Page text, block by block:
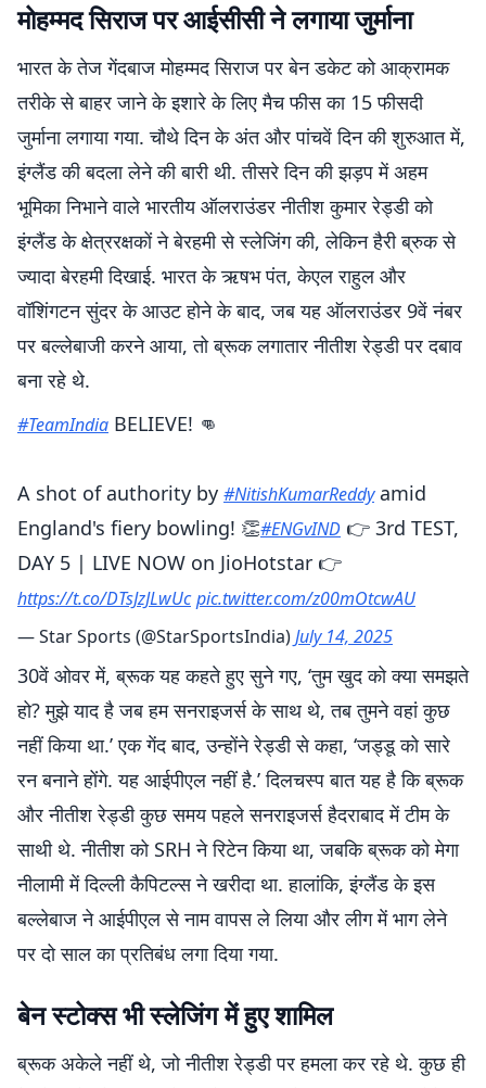
मोहम्मद सिराज पर आईसीसी ने लगाया जुर्माना
भारत के तेज गेंदबाज मोहम्मद सिराज पर बेन डकेट को आक्रामक
तरीके से बाहर जाने के इशारे के लिए मैच फीस का 15 फीसदी
जुर्माना लगाया गया. चौथे दिन के अंत और पांचवें दिन की शुरुआत में,
इंग्लैंड की बदला लेने की बारी थी. तीसरे दिन की झड़प में अहम
भूमिका निभाने वाले भारतीय ऑलराउंडर नीतीश कुमार रेड्डी को
इंग्लैंड के क्षेत्ररक्षकों ने बेरहमी से स्लेजिंग की, लेकिन हैरी ब्रुक से
ज्यादा बेरहमी दिखाई. भारत के ऋषभ पंत, केएल राहुल और
वॉशिंगटन सुंदर के आउट होने के बाद, जब यह ऑलराउंडर 9वें नंबर
पर बल्लेबाजी करने आया, तो ब्रूक लगातार नीतीश रेड्डी पर दबाव
बना रहे थे.
#TeamIndia BELIEVE! 👊
A shot of authority by #NitishKumarReddyamid
England's fiery bowling! 👏#ENGvIND 👉 3rd TEST,
DAY 5 | LIVE NOW on JioHotstar 👉
https://t.co/DTsJzJLwUc pic.twitter.com/z00mOtcwAU
— Star Sports (@StarSportsIndia)July 14, 2025
30वें ओवर में, ब्रूक यह कहते हुए सुने गए, ‘तुम खुद को क्या समझते
हो? मुझे याद है जब हम सनराइजर्स के साथ थे, तब तुमने वहां कुछ
नहीं किया था.’ एक गेंद बाद, उन्होंने रेड्डी से कहा, ‘जड्डू को सारे
रन बनाने होंगे. यह आईपीएल नहीं है.’ दिलचस्प बात यह है कि ब्रूक
और नीतीश रेड्डी कुछ समय पहले सनराइजर्स हैदराबाद में टीम के
साथी थे. नीतीश को SRH ने रिटेन किया था, जबकि ब्रूक को मेगा
नीलामी में दिल्ली कैपिटल्स ने खरीदा था. हालांकि, इंग्लैंड के इस
बल्लेबाज ने आईपीएल से नाम वापस ले लिया और लीग में भाग लेने
पर दो साल का प्रतिबंध लगा दिया गया.
बेन स्टोक्स भी स्लेजिंग में हुए शामिल
ब्रूक अकेले नहीं थे, जो नीतीश रेड्डी पर हमला कर रहे थे. कुछ ही